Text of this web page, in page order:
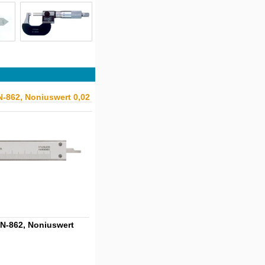
862, Noniuswert 0,02
862, Noniuswert